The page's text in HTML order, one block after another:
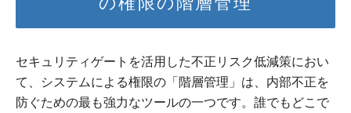
セキュリティゲートを活用した不正リスク低減策におい
て、システムによる権限の「階層管理」は、内部不正を
防ぐための最も強力なツールの一つです。誰でもどこで